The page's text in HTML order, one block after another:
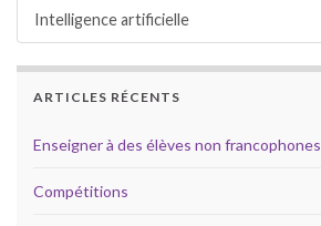
Intelligence artificielle
ARTICLES RÉCENTS
Enseigner à des élèves non francophones
Compétitions